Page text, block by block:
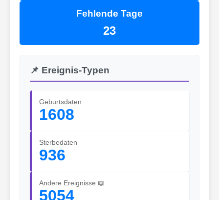
Fehlende Tage
23
📌 Ereignis-Typen
Geburtsdaten
1608
Sterbedaten
936
Andere Ereignisse 📖
5054